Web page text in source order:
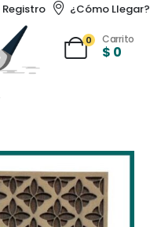
¿Cómo Llegar?
0 Carrito
$ 0